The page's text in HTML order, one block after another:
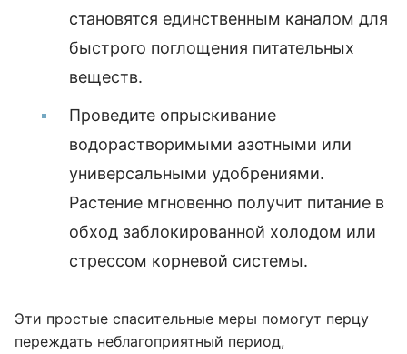
становятся единственным каналом для
быстрого поглощения питательных
веществ.
Проведите опрыскивание
водорастворимыми азотными или
универсальными удобрениями.
Растение мгновенно получит питание в
обход заблокированной холодом или
стрессом корневой системы.
Эти простые спасительные меры помогут перцу
переждать неблагоприятный период,